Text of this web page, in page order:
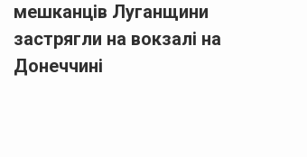
мешканців Луганщини
застрягли на вокзалі на
Донеччині